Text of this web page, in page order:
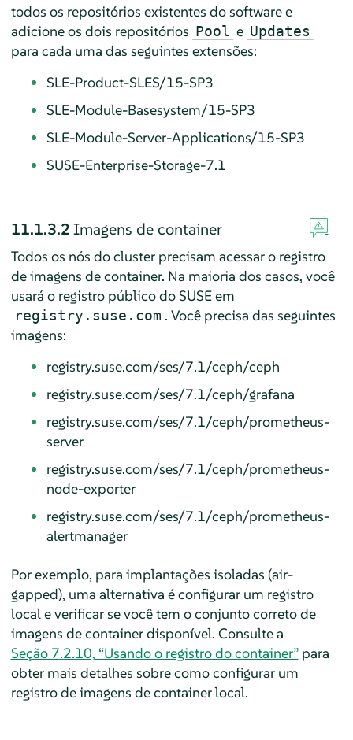
todos os repositórios existentes do software e
adicione os dois repositórios Pool e Updates
para cada uma das seguintes extensões:
SLE-Product-SLES/15-SP3
SLE-Module-Basesystem/15-SP3
SLE-Module-Server-Applications/15-SP3
SUSE-Enterprise-Storage-7.1
11.1.3.2Imagens de container
Todos os nós do cluster precisam acessar o registro
de imagens de container. Na maioria dos casos, você
usará o registro público do SUSE em
registry.suse.com . Você precisa das seguintes
imagens:
registry.suse.com/ses/7.1/ceph/ceph
registry.suse.com/ses/7.1/ceph/grafana
registry.suse.com/ses/7.1/ceph/prometheus-
server
registry.suse.com/ses/7.1/ceph/prometheus-
node-exporter
registry.suse.com/ses/7.1/ceph/prometheus-
alertmanager
Por exemplo, para implantações isoladas (air-
gapped), uma alternativa é configurar um registro
local e verificar se você tem o conjunto correto de
imagens de container disponível. Consulte a
Seção 7.2.10, “Usando o registro do container”para
obter mais detalhes sobre como configurar um
registro de imagens de container local.